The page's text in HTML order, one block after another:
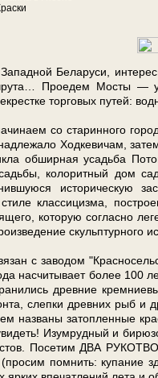
Бе­ла­ру­си,
Проедем Мосты —
тор­го­вых пу­тей:
со ста­рин­но­го
Ходкевичам,
об­шир­ная усадь­ба
ко­ло­рит­ный
ис­то­ри­че­скую
клас­си­циз­ма,
ко­то­рую согласно
с заводом
на­счи­ты­ва­ет бо­лее 100
древние
слепки древ­них рыб и
названы затопленные
Изумрудный и
Посетим ДВА
помнить: купание